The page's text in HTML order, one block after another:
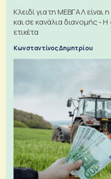
Κλειδί για τη ΜΕΒΓΑΛ είναι
και σε κανάλια διανομής - Η
ετικέτα
Κωνσταντίνος Δημητρίου